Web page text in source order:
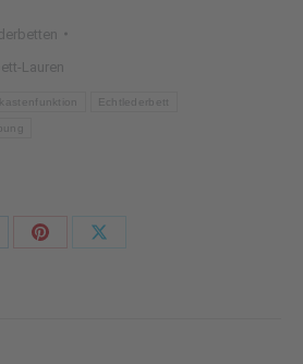
Lauren
Echtlederbett
Share
Share